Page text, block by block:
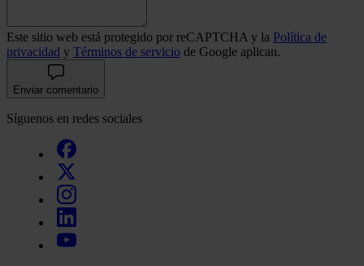
Este sitio web está protegido por reCAPTCHA y la Política de
privacidad y Términos de servicio de Google aplican.
Enviar comentario
Síguenos en redes sociales